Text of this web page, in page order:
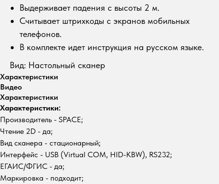
Выдерживает падения с высоты 2 м.
Считывает штрихкоды с экранов мобильных
телефонов.
В комплекте идет инструкция на русском языке.
Вид: Настольный сканер
Характеристики
Видео
Характеристики
Характеристики:
Производитель - SPACE;
Чтение 2D - да;
Вид сканера - стационарный;
Интерфейс - USB (Virtual COM, HID-KBW), RS232;
ЕГАИС/ФГИС - да;
Маркировка - подходит;